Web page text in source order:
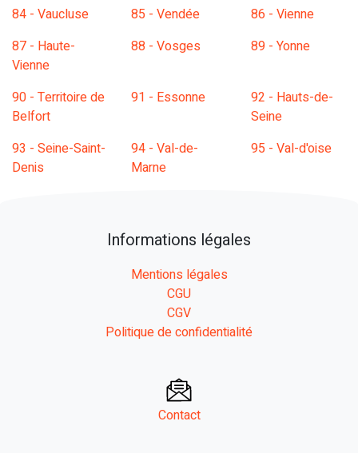
84 - Vaucluse 85 - Vendée
86 - Vienne
87 - Haute-
Vienne
88 - Vosges 89 - Yonne
90 - Territoire de
Belfort
91 - Essonne
92 - Hauts-de-
Seine
93 - Seine-Saint-
Denis
94 - Val-de-
Marne
95 - Val-d'oise
Informations légales
Mentions légales
CGU
CGV
Politique de confidentialité
Contact